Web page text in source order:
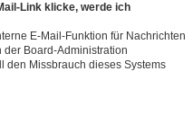
Link klicke, werde ich
E-Mail-Funktion für Nachrichten
Board-Administration
den Missbrauch dieses Systems